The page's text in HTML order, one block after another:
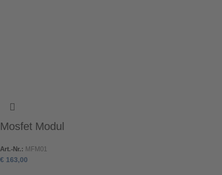
Mosfet Modul
Art.-Nr.: MFM01
€ 163,00